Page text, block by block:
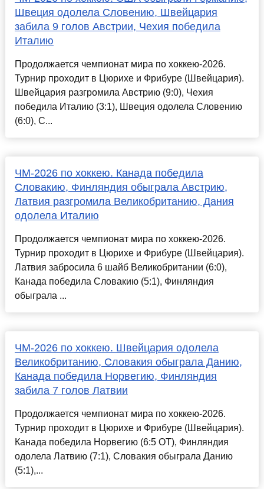
Швеция одолела Словению, Швейцария
забила 9 голов Австрии, Чехия победила
Италию
Продолжается чемпионат мира по хоккею-2026.
Турнир проходит в Цюрихе и Фрибуре (Швейцария).
Швейцария разгромила Австрию (9:0), Чехия
победила Италию (3:1), Швеция одолела Словению
(6:0), С...
ЧМ-2026 по хоккею. Канада победила
Словакию, Финляндия обыграла Австрию,
Латвия разгромила Великобританию, Дания
одолела Италию
Продолжается чемпионат мира по хоккею-2026.
Турнир проходит в Цюрихе и Фрибуре (Швейцария).
Латвия забросила 6 шайб Великобритании (6:0),
Канада победила Словакию (5:1), Финляндия
обыграла ...
ЧМ-2026 по хоккею. Швейцария одолела
Великобританию, Словакия обыграла Данию,
Канада победила Норвегию, Финляндия
забила 7 голов Латвии
Продолжается чемпионат мира по хоккею-2026.
Турнир проходит в Цюрихе и Фрибуре (Швейцария).
Канада победила Норвегию (6:5 ОТ), Финляндия
одолела Латвию (7:1), Словакия обыграла Данию
(5:1),...